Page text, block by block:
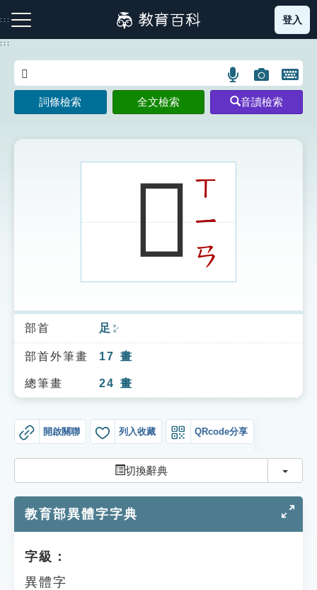
到
主
:::
注音索引圖示 筆畫索引圖示 部首索引表圖示
索引選單
知識索引
單字索引
貓頭鷹博士
登入
:::
語
言
搜
示
圖
片
搜
開
鍵
圖
詞條檢索 全文檢索 音讀檢索
𨇤ㄒ
ㄧ
ㄢ
部首 足 ㄗㄨˊ
部首外筆畫 17 畫
總筆畫 24 畫
開啟關聯 列入收藏 QRcode分享
切換辭典 切換
教育部異體字字典
字級：
異體字